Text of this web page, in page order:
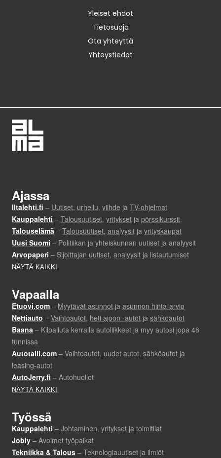
Yleiset ehdot
Tietosuoja
Ota yhteyttä
Yhteystiedot